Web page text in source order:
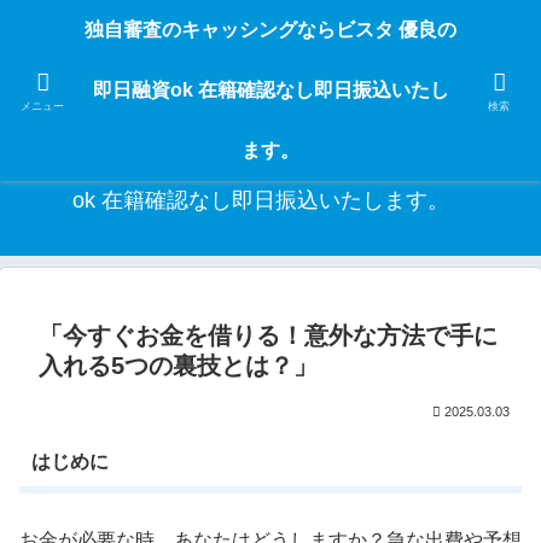
独自審査のフリーローンならビスタなら24時間365日 在籍確認なしで借りれる
な入用があっても安心！融資率97％！仕事をしている人ならブラックでも給料
日返済の１ヶ月融資で借りられるから安心！
独自審査のキャッシングならビスタ 優良の即日融資
ok 在籍確認なし即日振込いたします。
「今すぐお金を借りる！意外な方法で手に
入れる5つの裏技とは？」
2025.03.03
はじめに
メニュー
独自審査のキャッシングならビスタ 優良の
即日融資ok 在籍確認なし即日振込いたし
ます。
検索